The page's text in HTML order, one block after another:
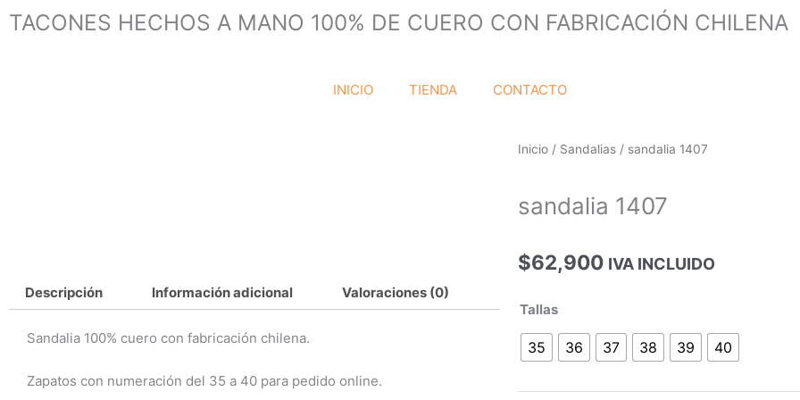
TACONES HECHOS A MANO 100% DE CUERO CON FABRICACIÓN CHILENA
INICIO TIENDA CONTACTO
Descripción Información adicional Valoraciones (0)
Sandalia 100% cuero con fabricación chilena.
Zapatos con numeración del 35 a 40 para pedido online.
Inicio / Sandalias / sandalia 1407
sandalia 1407
$62,900 IVA INCLUIDO
Tallas
35 36 37 38 39 40
sandalia
cantidad